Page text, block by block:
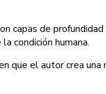
de
condición humana.
que el autor crea